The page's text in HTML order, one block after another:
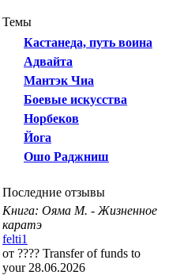
Темы
Кастанеда, путь воина
Адвайта
Мантэк Чиа
Боевые искусства
Норбеков
Йога
Ошо Раджниш
Последние отзывы
Книга: Ояма М. - Жизненное
каратэ
felti1
от ???? Transfer of funds to
your 28.06.2026